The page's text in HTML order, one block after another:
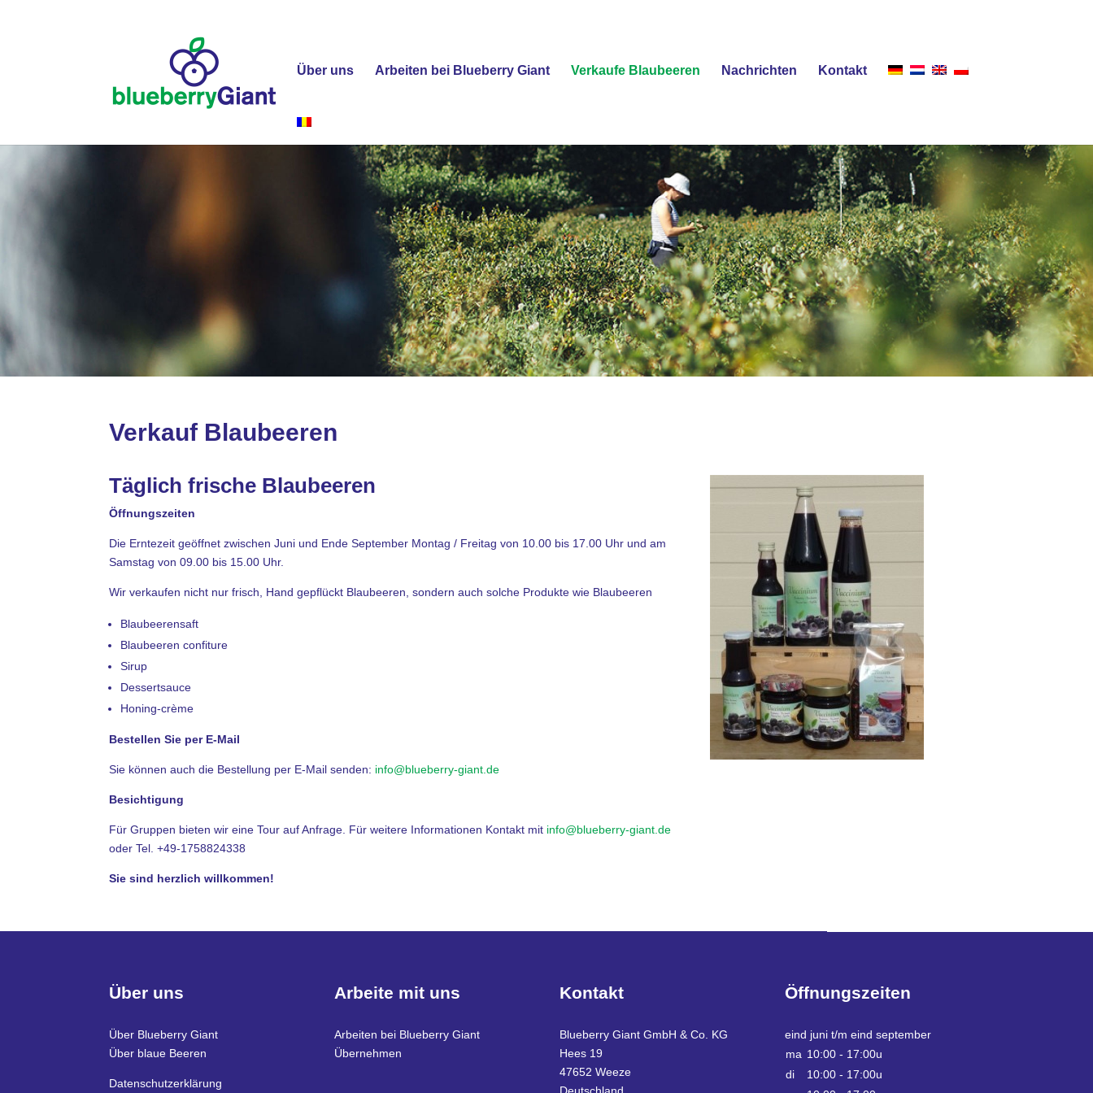
Über uns Arbeiten bei Blueberry Giant Verkaufe Blaubeeren Nachrichten Kontakt
Verkauf Blaubeeren
Täglich frische Blaubeeren
Öffnungszeiten
Die Erntezeit geöffnet zwischen Juni und Ende September Montag / Freitag von 10.00 bis 17.00 Uhr und am
Samstag von 09.00 bis 15.00 Uhr.
Wir verkaufen nicht nur frisch, Hand gepflückt Blaubeeren, sondern auch solche Produkte wie Blaubeeren
Blaubeerensaft
Blaubeeren confiture
Sirup
Dessertsauce
Honing-crème
Bestellen Sie per E-Mail
Sie können auch die Bestellung per E-Mail senden: info@blueberry-giant.de
Besichtigung
Für Gruppen bieten wir eine Tour auf Anfrage. Für weitere Informationen Kontakt mit info@blueberry-giant.de
oder Tel. +49-1758824338
Sie sind herzlich willkommen!
Über uns
Über Blueberry Giant
Über blaue Beeren
Datenschutzerklärung
Arbeite mit uns
Arbeiten bei Blueberry Giant
Übernehmen
Kontakt
Blueberry Giant GmbH & Co. KG
Hees 19
47652 Weeze
Öffnungszeiten
eind juni t/m eind september
ma 10:00 - 17:00u
di
10:00 - 17:00u